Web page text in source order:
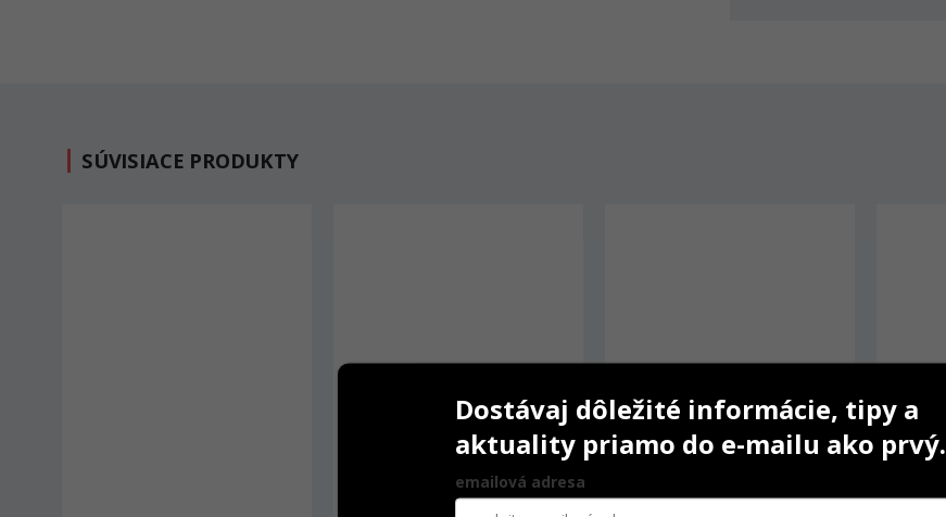
SÚVISIACE PRODUKTY
Dostávaj dôležité informácie, tipy a
aktuality priamo do e-mailu ako prvý.
emailová adresa